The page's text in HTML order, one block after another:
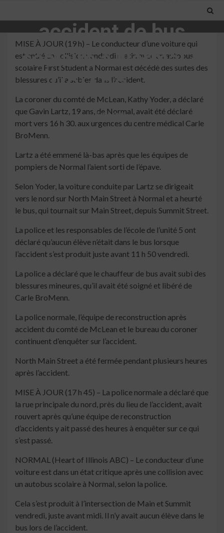
accident de bus
scolaire à Normal –
HOIABC.com
3 min read
MISE À JOUR (19 h) – Le conducteur d’une voiture qui
est entré en collision vendredi matin avec un autobus
scolaire First Student à Normal est décédé des suites des
blessures qu’il a subies dans l’accident.
La coroner du comté de McLean, Kathy Yoder, a déclaré
que Gavin Lartz, 19 ans, de Normal, avait été déclaré
mort vers 16 h 30. aux urgences du centre médical Carle
BroMenn.
Lartz a été emmené là-bas après que les équipes de
pompiers de Normal l’aient sorti de l’épave.
Selon Yoder, la voiture conduite par Lartz se dirigeait
vers le nord sur North Main Street à Normal et a heurté
le bus, qui tournait sur Main Street, depuis Summit Street.
La police et les responsables de l’école de l’unité 5 ont
déclaré qu’aucun élève n’était dans le bus lorsque
l’accident s’est produit juste avant 11 h 50 vendredi.
La police a déclaré que le chauffeur de bus avait subi des
blessures mineures, qu’il avait été soigné et libéré de
Carle BroMenn.
La police normale, l’équipe de reconstruction après
accident du comté de McLean et le bureau du coroner
continuent d’enquêter sur l’accident.
North Main Street a été fermée pendant plusieurs heures
après l’accident.
MISE À JOUR (17 h 45) – La police normale a déclaré que
la rue principale du nord, près du lieu de l’accident, avait
rouvert après qu’une équipe de reconstruction
d’accidents y ait passé des heures à enquêter sur ce qui
s’est passé.
NORMAL (Heart of Illinois ABC) – Le conducteur d’une
voiture est dans un état critique après une collision avec
un autobus scolaire à Normal, selon la police.
Cela s’est produit à l’intersection de Main et Summit
vendredi, juste avant midi. Il n’y avait aucun élève dans le
bus lors de l’accident.